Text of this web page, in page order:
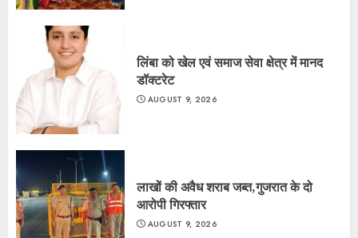
लिंबा को खेल एवं समाज सेवा क्षेत्र में मानद
डॉक्टरेट
AUGUST 9, 2026
लाखों की अवैध शराब जब्त,गुजरात के दो
आरोपी गिरफ्तार
AUGUST 9, 2026